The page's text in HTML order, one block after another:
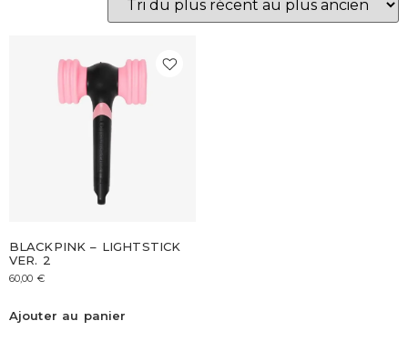
BLACKPINK – LIGHTSTICK
VER. 2
60,00 €
Ajouter au panier